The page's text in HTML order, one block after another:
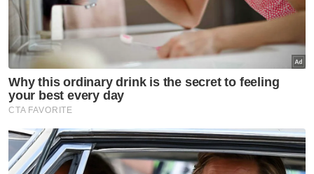
Semasa
Mangsa melecur terkena
letupan ketika bakar sampah
terima faedah LINDUNG 24
Jam
Jenazah Koperal Mohamad Nur
Hafiz selamat dikebumikan di
Kelantan